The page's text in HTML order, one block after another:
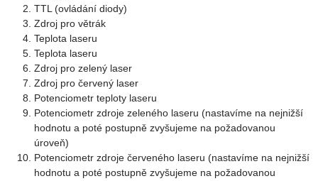
TTL (ovládání diody)
Zdroj pro větrák
Teplota laseru
Teplota laseru
Zdroj pro zelený laser
Zdroj pro červený laser
Potenciometr teploty laseru
Potenciometr zdroje zeleného laseru (nastavíme na nejnižší
hodnotu a poté postupně zvyšujeme na požadovanou
úroveň)
Potenciometr zdroje červeného laseru (nastavíme na nejnižší
hodnotu a poté postupně zvyšujeme na požadovanou